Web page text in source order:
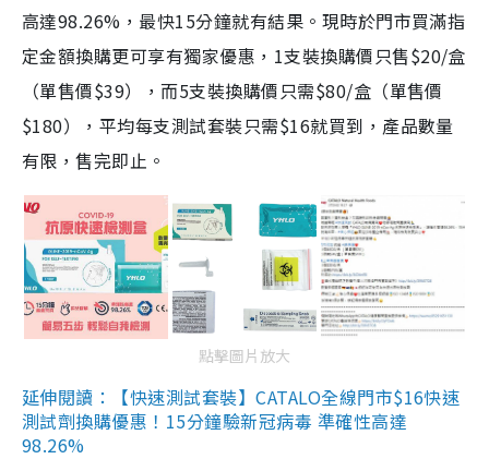
高達98.26%，最快15分鐘就有結果。現時於門市買滿指
定金額換購更可享有獨家優惠，1支裝換購價只售$20/盒
（單售價$39），而5支裝換購價只需$80/盒（單售價
$180），平均每支測試套裝只需$16就買到，產品數量
有限，售完即止。
點擊圖片放大
延伸閱讀：【快速測試套裝】CATALO全線門市$16快速
測試劑換購優惠！15分鐘驗新冠病毒 準確性高達
98.26%